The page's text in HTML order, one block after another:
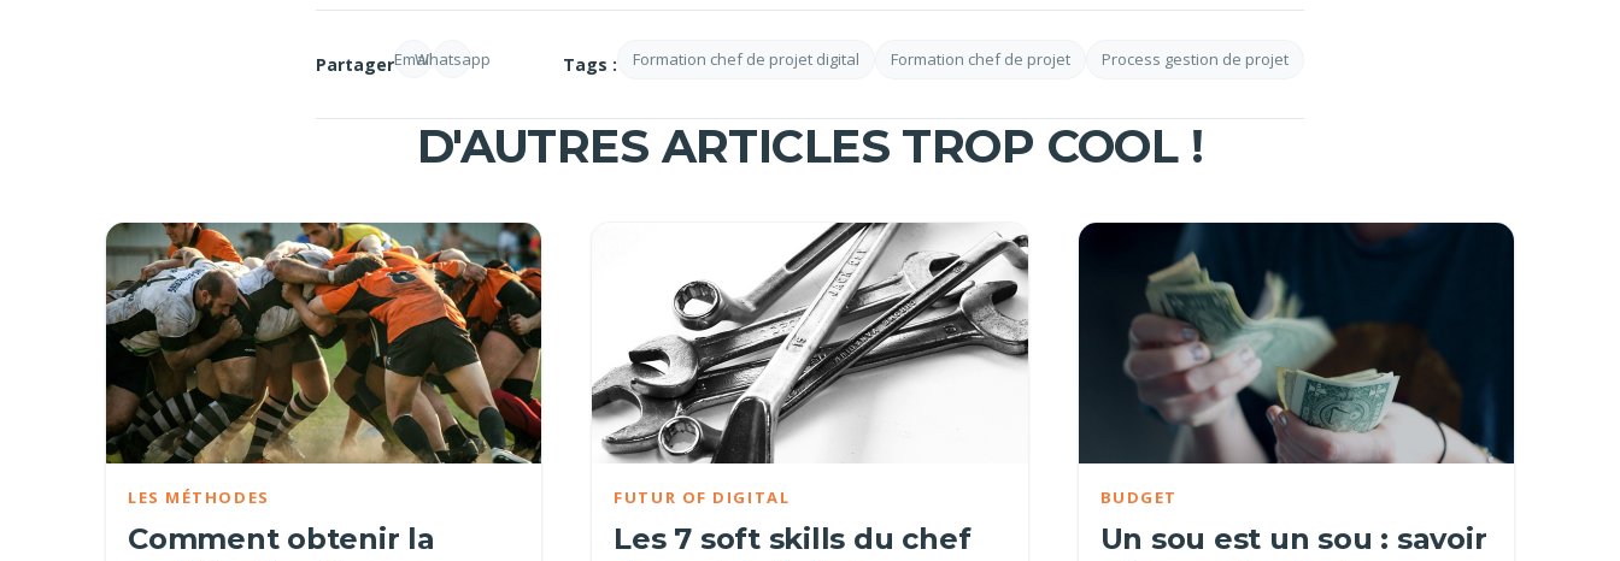
PartagerEmailWhatsapp Tags : Formation chef de projet digital Formation chef de projet Process gestion de projet
D'AUTRES ARTICLES TROP COOL !
LES MÉTHODES
Comment obtenir la
FUTUR OF DIGITAL
Les 7 soft skills du chef
BUDGET
Un sou est un sou : savoir